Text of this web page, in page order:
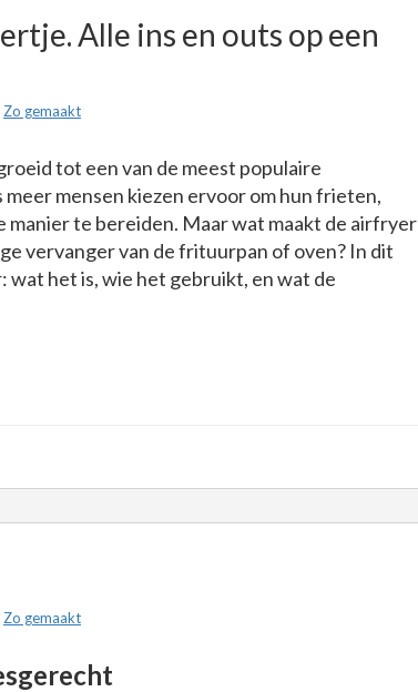
Alle ins en outs op een
Zo gemaakt
tot een van de meest populaire
mensen kiezen ervoor om hun frieten,
manier te bereiden. Maar wat maakt de airfryer
vervanger van de frituurpan of oven? In dit
wat het is, wie het gebruikt, en wat de
Zo gemaakt